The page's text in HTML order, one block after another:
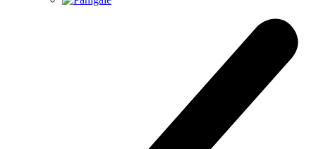
Krútiaci moment
Váha bez benzínu
Objavte viac
Multistrada V4 Pikes Peak